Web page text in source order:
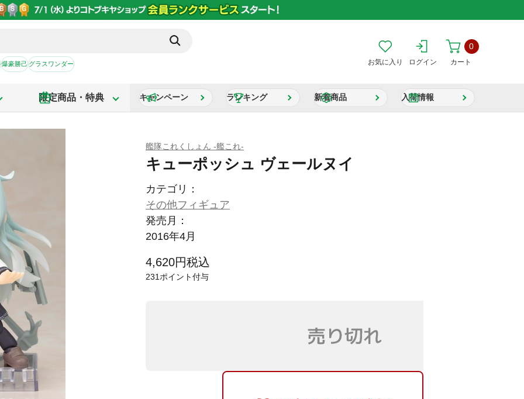
爆豪勝己グラスワンダー お気に入り ログイン カート
0
限定商品・特典 キャンペーン ランキング 新着商品 入荷情報
艦隊これくしょん -艦これ-
キューポッシュ ヴェールヌイ
カテゴリ：
その他フィギュア
発売月：
2016年4月
4,620円税込
231 ポイント付与